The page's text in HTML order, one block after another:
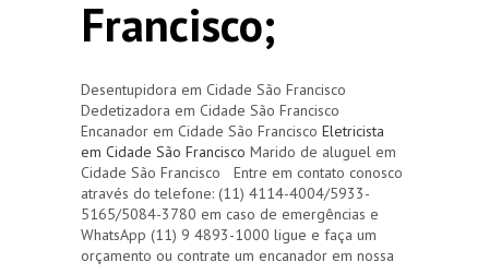
Francisco;
Desentupidora em Cidade São Francisco
Dedetizadora em Cidade São Francisco
Encanador em Cidade São Francisco Eletricista
em Cidade São Francisco Marido de aluguel em
Cidade São Francisco Entre em contato conosco
através do telefone: (11) 4114-4004/5933-
5165/5084-3780 em caso de emergências e
WhatsApp (11) 9 4893-1000 ligue e faça um
orçamento ou contrate um encanador em nossa